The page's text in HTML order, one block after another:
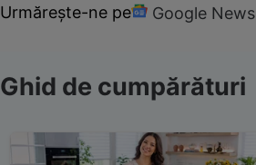
Urmărește-ne pe Google News
Ghid de cumpărături